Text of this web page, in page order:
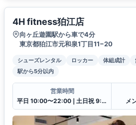
4H fitness狛江店
向ヶ丘遊園駅から車で4分
東京都狛江市元和泉1丁目11−20
シューズレンタル ロッカー 体組成計
駅から5分以内
営業時間
平日 10:00〜22:00❘土日祝 9:00〜21:00
メ